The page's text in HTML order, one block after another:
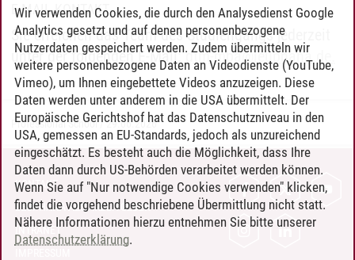
E-MAIL KONTAKT
Sie erreichen das Team des Studiengangs jederzeit
unter der folgenden E-Mail:dtm-mba@leuphana.de
Professional School/29.06.2026
KONTAKT
LEUPHANA ALS ARBEITGEBER
INTRANET
Wir verwenden Cookies, die durch den Analysedienst Google
Analytics gesetzt und auf denen personenbezogene
Nutzerdaten gespeichert werden. Zudem übermitteln wir
weitere personenbezogene Daten an Videodienste (YouTube,
Vimeo), um Ihnen eingebettete Videos anzuzeigen. Diese
Daten werden unter anderem in die USA übermittelt. Der
Europäische Gerichtshof hat das Datenschutzniveau in den
USA, gemessen an EU-Standards, jedoch als unzureichend
eingeschätzt. Es besteht auch die Möglichkeit, dass Ihre
Daten dann durch US-Behörden verarbeitet werden können.
Wenn Sie auf "Nur notwendige Cookies verwenden" klicken,
findet die vorgehend beschriebene Übermittlung nicht statt.
Nähere Informationen hierzu entnehmen Sie bitte unserer
Datenschutzerklärung.